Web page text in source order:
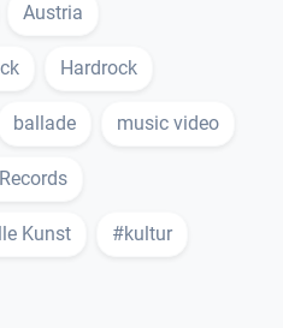
Austria
Hardrock
ballade music video
Kunst #kultur